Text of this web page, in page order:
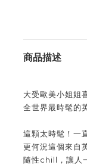
商品描述
大受歐美小姐姐
全世界最時髦的
這顆太時髦！一
更何況這個來自
隨性chill，讓人